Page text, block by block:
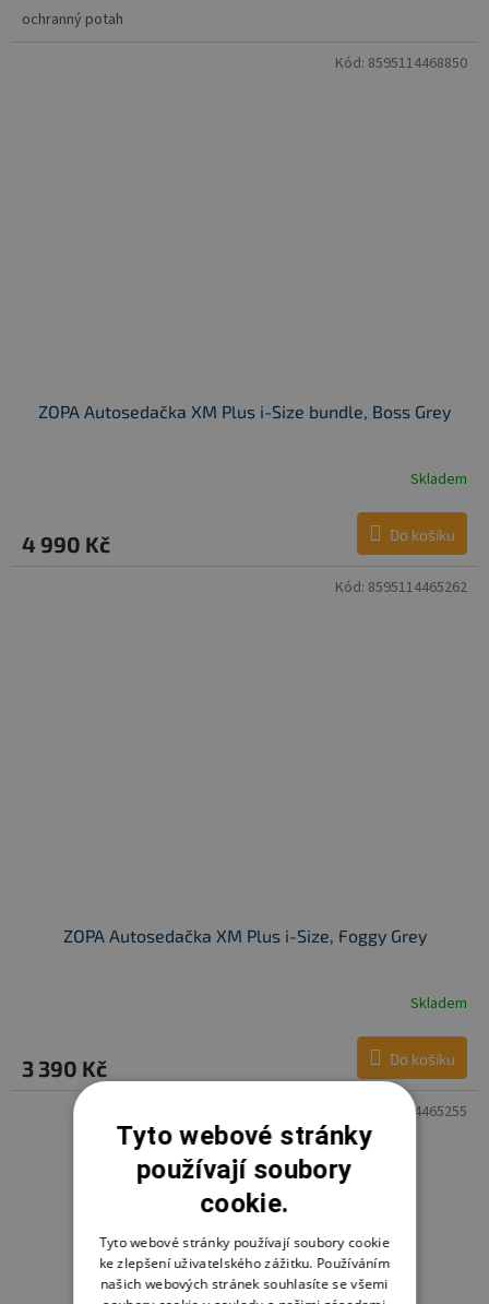
ochranný potah
ZOPA Autosedačka XM Plus i-Size bundle, Boss Grey
Skladem
4 990 Kč Do košíku
Kód: 8595114468850
ZOPA Autosedačka XM Plus i-Size, Foggy Grey
Skladem
3 390 Kč Do košíku
Kód: 8595114465262
8595114465255
Tyto webové stránky
používají soubory
cookie.
Tyto webové stránky používají soubory cookie
ke zlepšení uživatelského zážitku. Používáním
našich webových stránek souhlasíte se všemi